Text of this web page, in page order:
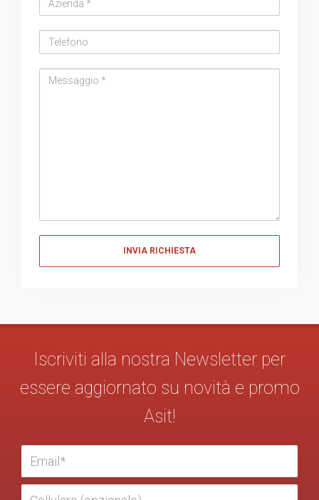
Iscriviti alla nostra Newsletter per
essere aggiornato su novità e promo
Asit!